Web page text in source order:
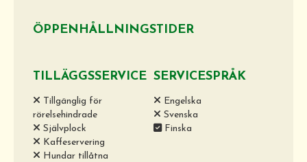
ÖPPENHÅLLNINGSTIDER
TILLÄGGSSERVICE
Tillgänglig för
rörelsehindrade
Självplock
Kaffeservering
Hundar tillåtna
SERVICESPRÅK
Engelska
Svenska
Finska